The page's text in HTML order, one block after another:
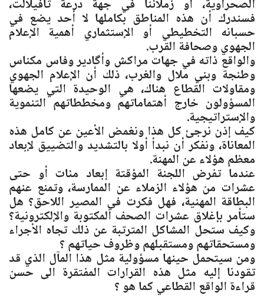
الصحراوية، أو زملائنا في جهة درعة تافيلالت،
فسندرك أن هذه المناطق بكاملها لا أحد يضع في
حسبانه التخطيطي أو الإستثماري أهمية الإعلام
الجهوي وصحافة القرب.
والواقع ذاته في جهات مراكش وأگادير وفاس مكناس
وطنجة وبني ملال والغرب، ذلك أن الإعلام الجهوي
ومقاولات القطاع هناك، هي الوحيدة التي يضعها
المسؤولون خارج أهتماماتهم ومخططاتهم التنموية
والإستراتيجية.
كيف إذن نرجئ كل هذا ونغمض الأعين عن كامل هذه
المعاناة، ونفكر أن نبدأ أولا بالتشديد والتضييق لإبعاد
معظم هؤلاء عن المهنة.
عندما تفرض اللجنة المؤقتة إبعاد مئات أو حتى
عشرات من هؤلاء الزملاء عن الممارسة، وتمنع عنهم
البطاقة المهنية، فهل فكرت في المصير اللاحق؟ هل
ستأمر بإغلاق عشرات الصحف المكتوبة والإلكترونية؟
وكيف ستحل المشاكل المترتبة عن ذلك تجاه الأجراء
ومستحقاتهم ومستقبلهم وظروف حياتهم ؟
ومن سيتحمل حينها مسؤولية مثل هذا المآل الذي قد
تقودنا إليه مثل هذه القرارات المفتقرة الى حسن
قراءة الواقع القطاعي كما هو ؟